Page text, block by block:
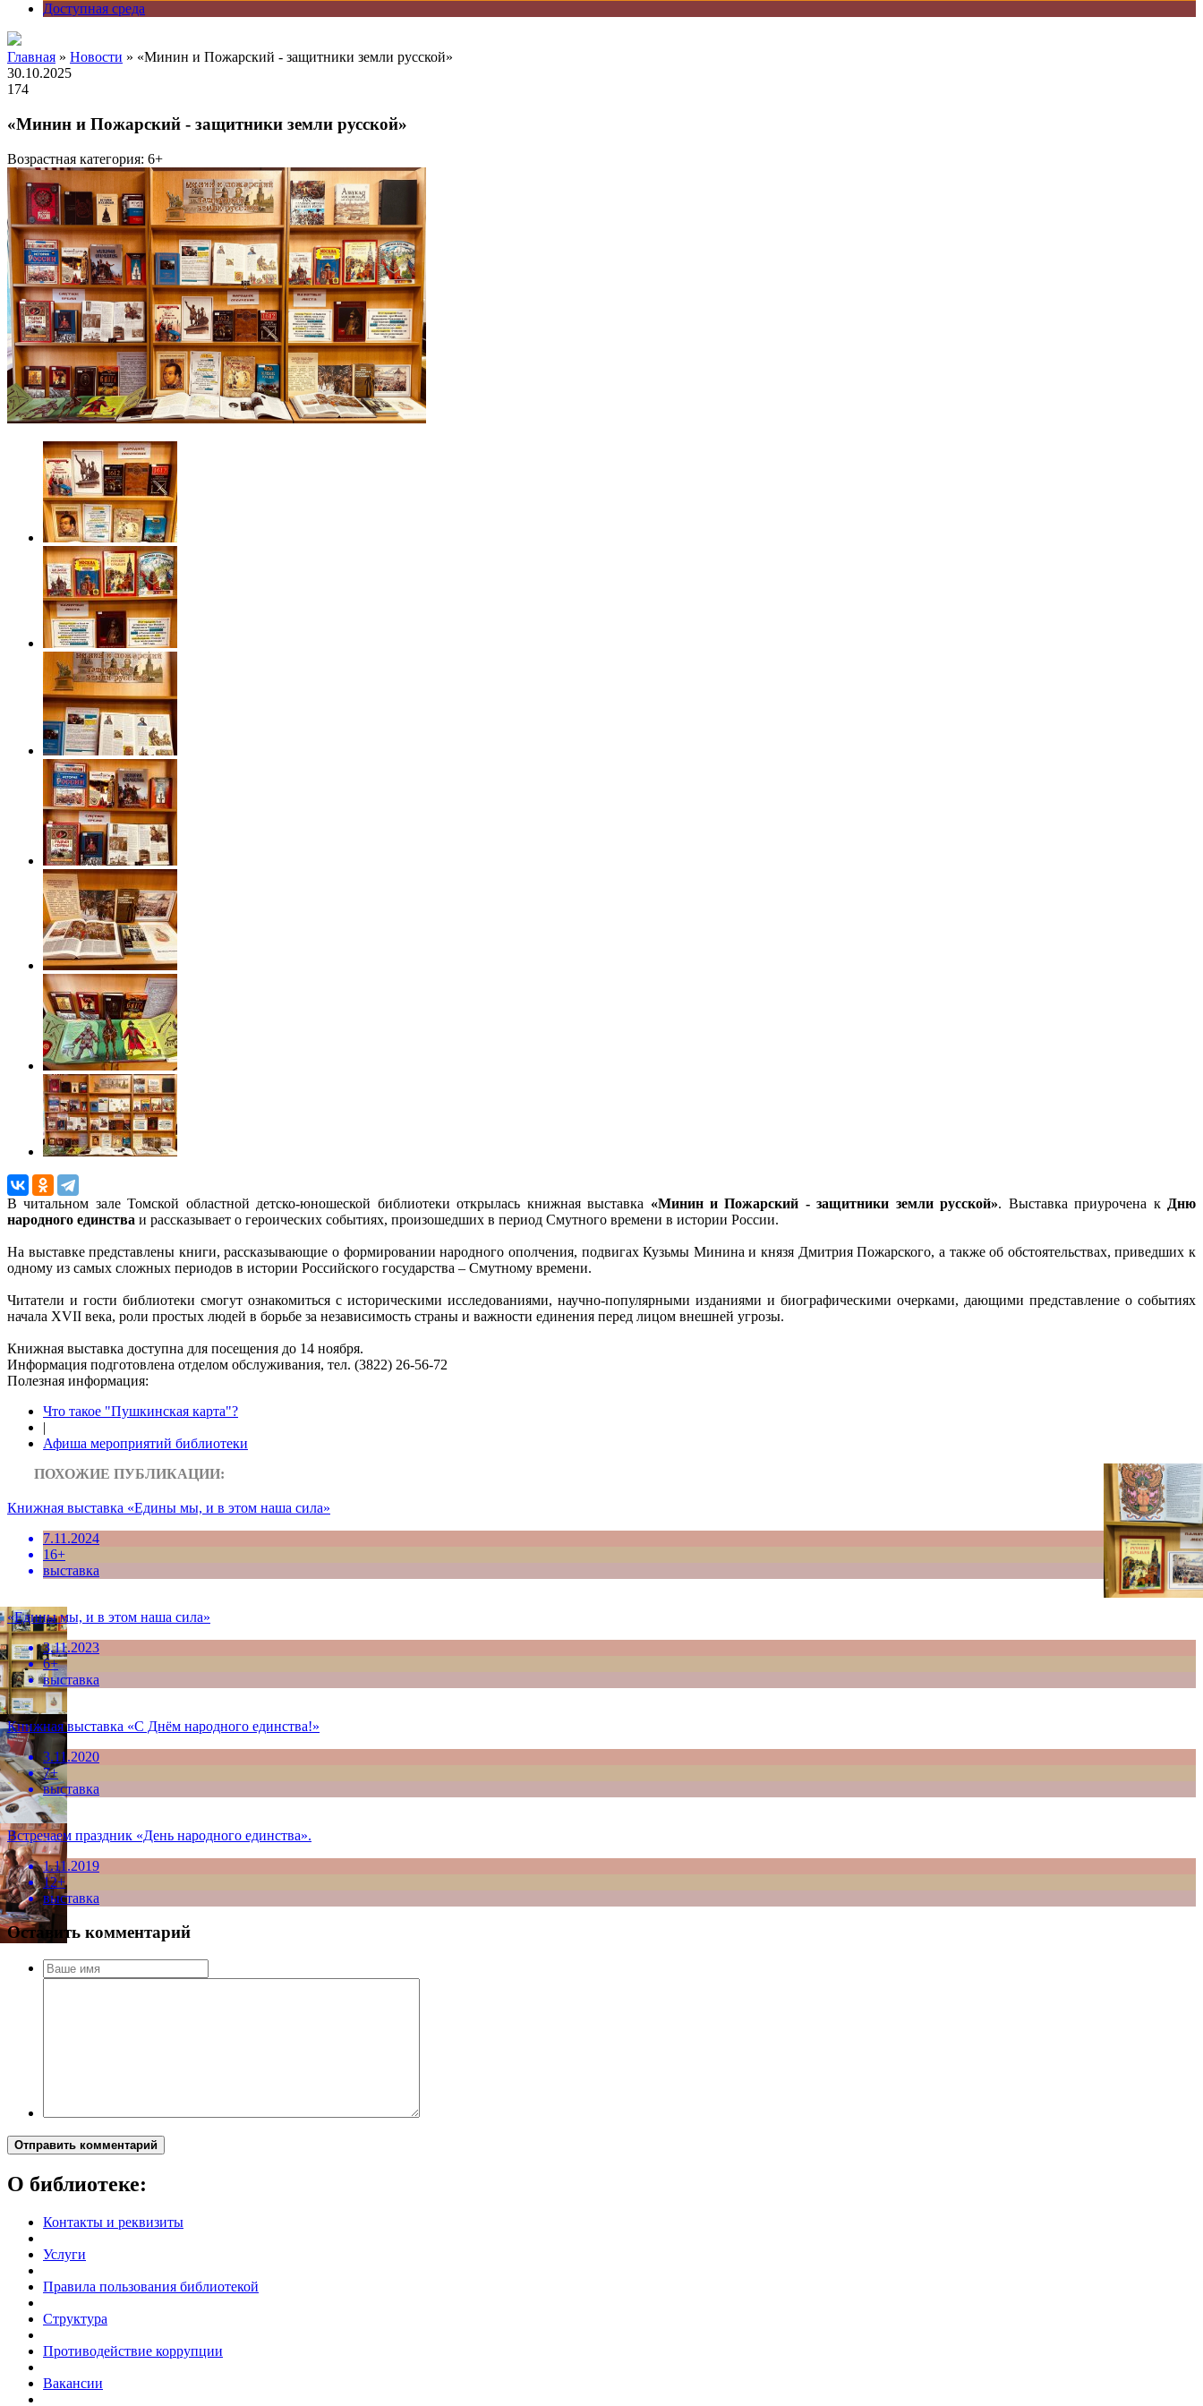
Доступная среда
Главная » Новости » «Минин и Пожарский - защитники земли русской»
30.10.2025
174
«Минин и Пожарский - защитники земли русской»
Возрастная категория: 6+
В читальном зале Томской областной детско-юношеской библиотеки открылась книжная выставка «Минин и Пожарский - защитники земли русской». Выставка приурочена к Дню
народного единства и рассказывает о героических событиях, произошедших в период Смутного времени в истории России.
На выставке представлены книги, рассказывающие о формировании народного ополчения, подвигах Кузьмы Минина и князя Дмитрия Пожарского, а также об обстоятельствах, приведших к
одному из самых сложных периодов в истории Российского государства – Смутному времени.
Читатели и гости библиотеки смогут ознакомиться с историческими исследованиями, научно-популярными изданиями и биографическими очерками, дающими представление о событиях
начала XVII века, роли простых людей в борьбе за независимость страны и важности единения перед лицом внешней угрозы.
Книжная выставка доступна для посещения до 14 ноября.
Информация подготовленa отделом обслуживания, тел. (3822) 26-56-72
Полезная информация:
Что такое "Пушкинская карта"?
|
Афиша мероприятий библиотеки
ПОХОЖИЕ ПУБЛИКАЦИИ:
Книжная выставка «Едины мы, и в этом наша сила»
7.11.2024
16+
выставка
«Едины мы, и в этом наша сила»
3.11.2023
6+
выставка
Книжная выставка «С Днём народного единства!»
3.11.2020
7+
выставка
Встречаем праздник «День народного единства».
1.11.2019
12+
выставка
Оставить комментарий
Отправить комментарий
О библиотеке:
Контакты и реквизиты
Услуги
Правила пользования библиотекой
Структура
Противодействие коррупции
Вакансии